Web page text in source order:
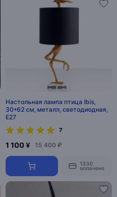
Настольная лампа птица Ibis,
30*62 см, металл, светодиодная,
E27
7
1 100 ¥ 15 400 ₽
1330
оплачено